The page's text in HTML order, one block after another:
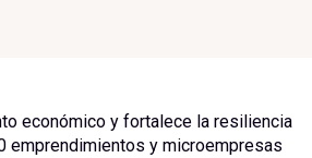
económico y fortalece la resiliencia
emprendimientos y microempresas